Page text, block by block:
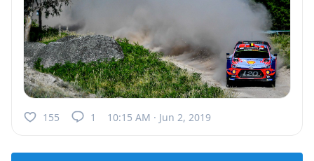
155 1 10:15 AM · Jun 2, 2019